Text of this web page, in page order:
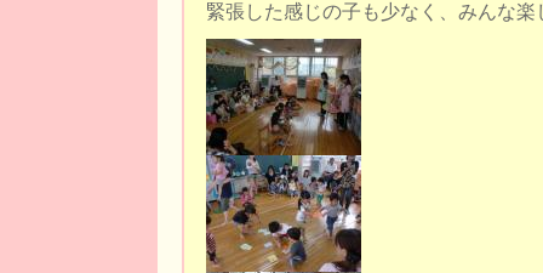
緊張した感じの子も少なく、みんな